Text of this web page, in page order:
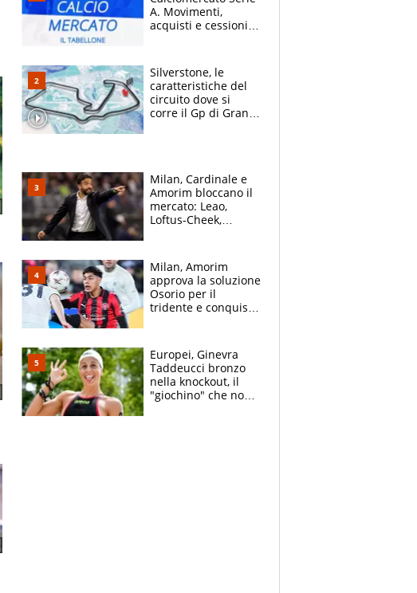
A. Movimenti,
acquisti e cessioni:
Silverstone, le
caratteristiche del
circuito dove si
corre il Gp di Gran
Milan, Cardinale e
Amorim bloccano il
mercato: Leao,
Loftus-Cheek,
Soulè e Osorio nel
mirino
Milan, Amorim
approva la soluzione
Osorio per il
tridente e conquista
Allegri
Europei, Ginevra
Taddeucci bronzo
nella knockout, il
"giochino" che non